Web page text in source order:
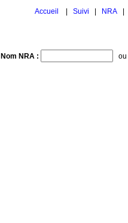
Accueil Suivi NRA
Nom NRA : ou